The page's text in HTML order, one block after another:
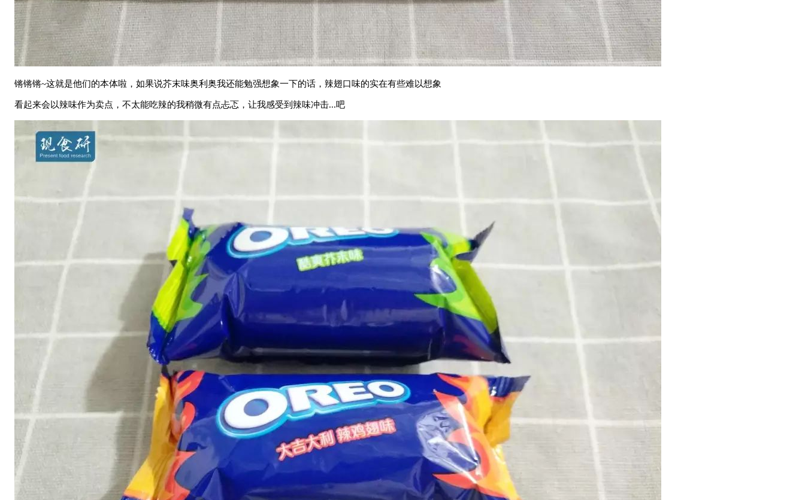
锵锵锵~这就是他们的本体啦，如果说芥末味奥利奥我还能勉强想象一下的话，辣翅口味的实在有些难以想象
看起来会以辣味作为卖点，不太能吃辣的我稍微有点忐忑，让我感受到辣味冲击...吧